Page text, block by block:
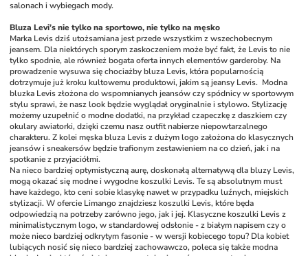
salonach i wybiegach mody.
Bluza Levi’s nie tylko na sportowo, nie tylko na męsko
Marka Levis dziś utożsamiana jest przede wszystkim z wszechobecnym
jeansem. Dla niektórych sporym zaskoczeniem może być fakt, że Levis to nie
tylko spodnie, ale również bogata oferta innych elementów garderoby. Na
prowadzenie wysuwa się chociażby bluza Levis, która popularnością
dotrzymuje już kroku kultowemu produktowi, jakim są jeansy Levis.  Modna
bluzka Levis złożona do wspomnianych jeansów czy spódnicy w sportowym
stylu sprawi, że nasz look będzie wyglądał oryginalnie i stylowo. Stylizację
możemy uzupełnić o modne dodatki, na przykład czapeczkę z daszkiem czy
okulary awiatorki, dzięki czemu nasz outfit nabierze niepowtarzalnego
charakteru. Z kolei męska bluza Levis z dużym logo założona do klasycznych
jeansów i sneakersów będzie trafionym zestawieniem na co dzień, jak i na
spotkanie z przyjaciółmi.
Na nieco bardziej optymistyczną aurę, doskonałą alternatywą dla bluzy Levis,
mogą okazać się modne i wygodne koszulki Levis. Te są absolutnym must
have każdego, kto ceni sobie klasykę nawet w przypadku luźnych, miejskich
stylizacji. W ofercie Limango znajdziesz koszulki Levis, które będa
odpowiedzią na potrzeby zarówno jego, jak i jej. Klasyczne koszulki Levis z
minimalistycznym logo, w standardowej odsłonie - z białym napisem czy o
może nieco bardziej odkrytym fasonie - w wersji kobiecego topu? Dla kobiet
lubiących nosić się nieco bardziej zachowawczo, poleca się także modna